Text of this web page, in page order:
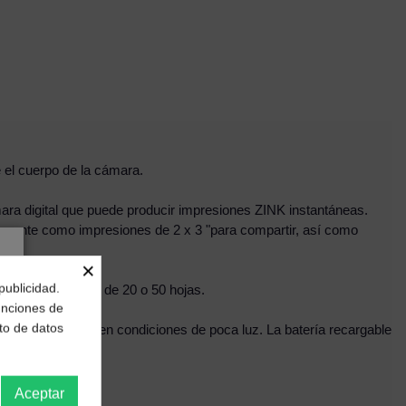
cuerpo de la cámara.
digital que puede producir impresiones ZINK instantáneas.
como impresiones de 2 x 3 "para compartir, así como
en paquetes de 20 o 50 hojas.
para trabajar en condiciones de poca luz. La batería recargable
×
de
de datos
Aceptar